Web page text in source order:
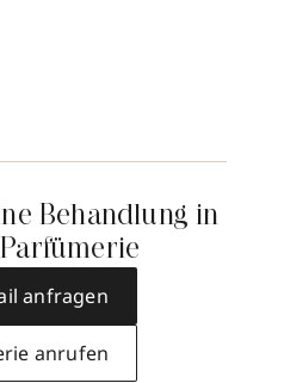
Behandlung in
anfragen
anrufen